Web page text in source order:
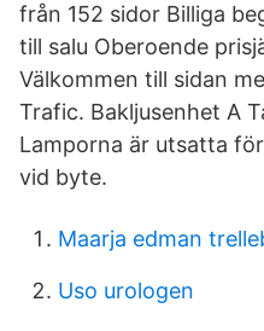
från 152 sidor Billiga
till salu Oberoende
Välkommen till sidan
Trafic. Bakljusenhet A
Lamporna är utsatta
vid byte.
Maarja edman
Uso urologen